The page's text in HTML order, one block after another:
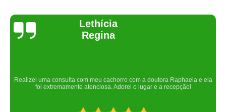
Joelma Lilian
Um lugar maravilhoso. Sempre serei grata pelo que fizeram por nós!